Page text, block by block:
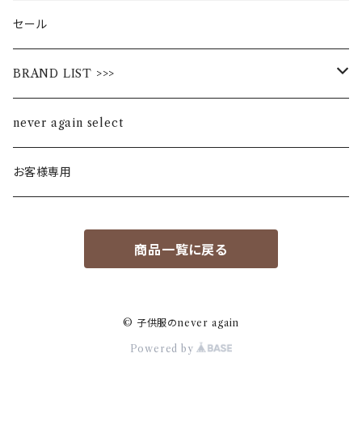
セール
BRAND LIST >>>
ALL STAR
Alohaloha
never again select
お客様専用
商品一覧に戻る
© 子供服のnever again
Powered by